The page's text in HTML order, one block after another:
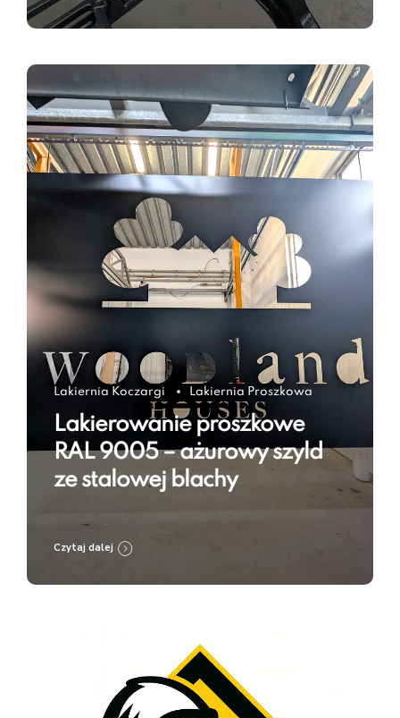
Lakiernia Koczargi Lakiernia Proszkowa
Lakierowanie proszkowe
RAL 9005 – ażurowy szyld
ze stalowej blachy
Czytaj dalej